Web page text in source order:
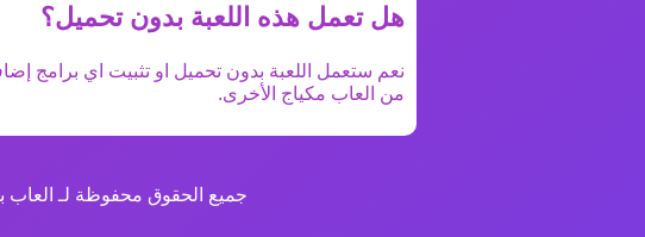
هل تعمل هذه اللعبة بدون تحميل؟
نعم ستعمل اللعبة بدون تحميل او تثبيت اي برامج
من العاب مكياج الأخرى.
جميع الحقوق محفوظة لـ العاب